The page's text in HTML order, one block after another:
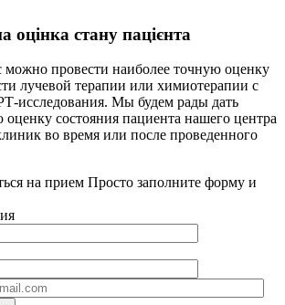
оцінка стану пацієнта
провести наиболее точную оценку
лучевой терапии или химиотерапии с
исследования. Мы будем рады дать
состояния пациента нашего центра
во время или после проведенного
на прием Просто заполните форму и